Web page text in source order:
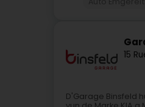
15
D'Garage Binsfeld